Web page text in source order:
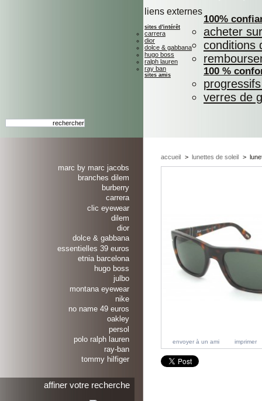
liens externes
sites d'intérêt
carrera
dior
dolce & gabbana
hugo boss
ralph lauren
ray ban
sites amis
100%
acheter
conditions
100 %
verres de
marc by marc jacobs
branches dilem
burberry
carrera
clic eyewear
dilem
dior
dolce & gabbana
essentielles 39 euros
etnia barcelona
hugo boss
julbo
montana eyewear
nike
no name 49 euros
oakley
persol
polo ralph lauren
ray-ban
tommy hilfiger
affiner votre recherche
accueil > lunettes de soleil >
envoyer à un ami imprimer